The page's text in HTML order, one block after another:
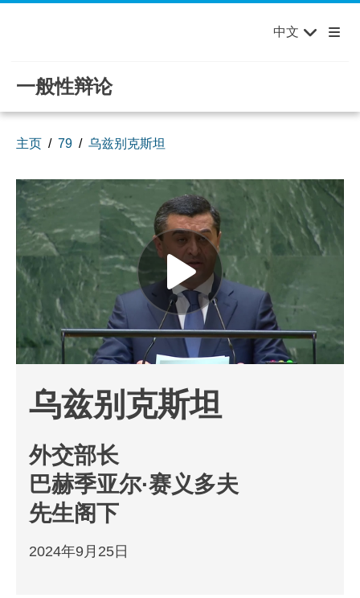
欢迎来到联合国，您的世界！ English Français
Español
中文
一般性辩论
主页 79 乌兹别克斯坦
乌兹别克斯坦
外交部长
巴赫季亚尔·赛义多夫
先生阁下
2024年9月25日